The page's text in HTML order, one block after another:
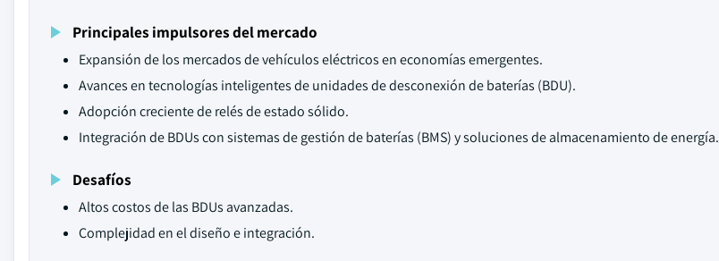
Principales impulsores del mercado
Expansión de los mercados de vehículos eléctricos en economías emergentes.
Avances en tecnologías inteligentes de unidades de desconexión de baterías (BDU).
Adopción creciente de relés de estado sólido.
Integración de BDUs con sistemas de gestión de baterías (BMS) y soluciones de almacenamiento de energía.
Desafíos
Altos costos de las BDUs avanzadas.
Complejidad en el diseño e integración.